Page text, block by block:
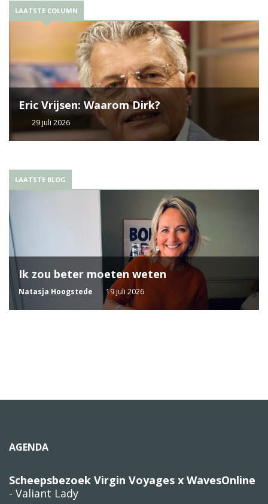
LAATSTE COLUMN
Eric Vrijsen: Waarom Dirk?
29 juli 2026
LAATSTE BLOG
Ik zou beter moeten weten
Natasja Hoogstede 19 juli 2026
AGENDA
Scheepsbezoek Virgin Voyages x WavesOnline
- Valiant Lady